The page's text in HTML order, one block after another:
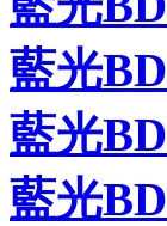
藍光
藍光
藍光